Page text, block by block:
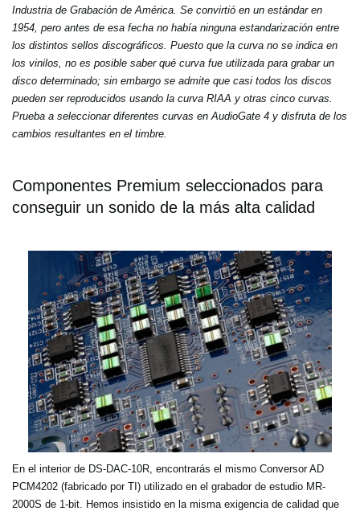
Industria de Grabación de América. Se convirtió en un estándar en
1954, pero antes de esa fecha no había ninguna estandarización entre
los distintos sellos discográficos. Puesto que la curva no se indica en
los vinilos, no es posible saber qué curva fue utilizada para grabar un
disco determinado; sin embargo se admite que casi todos los discos
pueden ser reproducidos usando la curva RIAA y otras cinco curvas.
Prueba a seleccionar diferentes curvas en AudioGate 4 y disfruta de los
cambios resultantes en el timbre.
Componentes Premium seleccionados para
conseguir un sonido de la más alta calidad
En el interior de DS-DAC-10R, encontrarás el mismo Conversor AD
PCM4202 (fabricado por TI) utilizado en el grabador de estudio MR-
2000S de 1-bit. Hemos insistido en la misma exigencia de calidad que